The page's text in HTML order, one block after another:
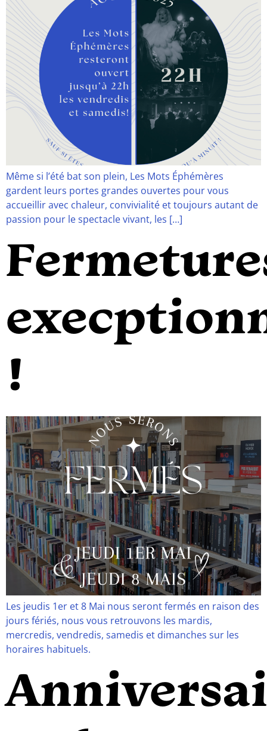
Même si l’été bat son plein, Les Mots Éphémères
gardent leurs portes grandes ouvertes pour vous
accueillir avec chaleur, convivialité et toujours autant de
passion pour le spectacle vivant, les […]
!
Les jeudis 1er et 8 Mai nous seront fermés en raison des
jours fériés, nous vous retrouvons les mardis,
mercredis, vendredis, samedis et dimanches sur les
horaires habituels.